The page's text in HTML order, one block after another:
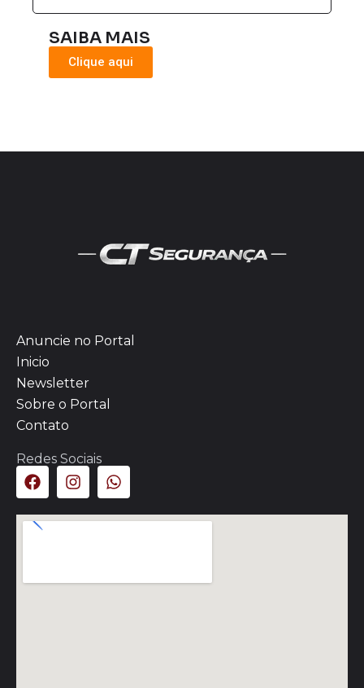
SAIBA MAIS
Clique aqui
Anuncie no Portal
Inicio
Newsletter
Sobre o Portal
Contato
Redes Sociais